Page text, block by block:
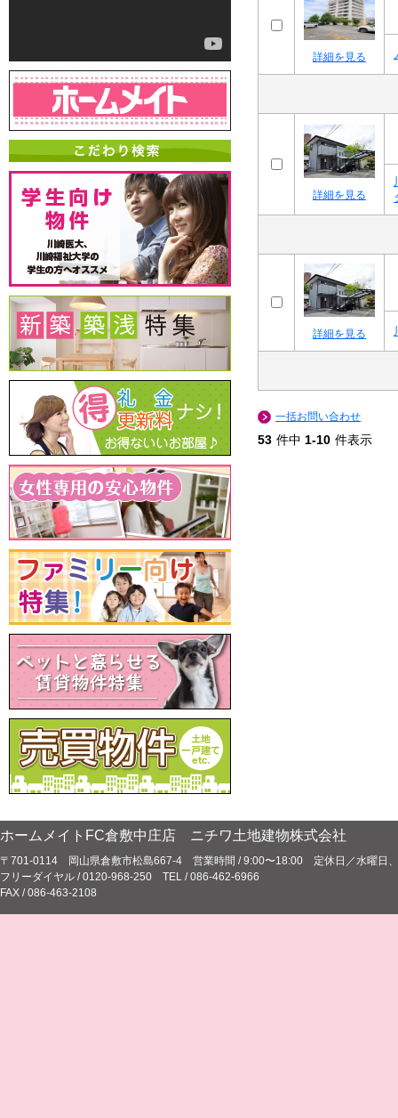
詳細を見る
詳細を見る
詳細を見る
一括お問い合わせ
53 件中 1-10 件表示
ホームメイトFC倉敷中庄店 ニチワ土地建物株式会社
〒701-0114 岡山県倉敷市松島667-4 営業時間 / 9:00〜18:00 定休日／水曜日、
フリーダイヤル / 0120-968-250 TEL / 086-462-6966
FAX / 086-463-2108